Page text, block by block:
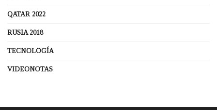
QATAR 2022
RUSIA 2018
TECNOLOGÍA
VIDEONOTAS